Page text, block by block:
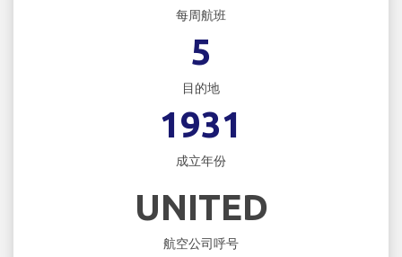
每周航班
5
目的地
1931
成立年份
UNITED
航空公司呼号